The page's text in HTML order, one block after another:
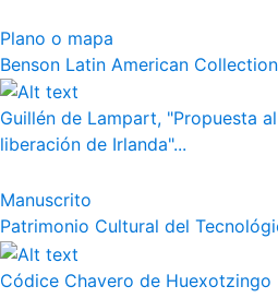
Plano o mapa
Benson Latin American Collection
Guillén de Lampart, "Propuesta
liberación de Irlanda"...
Manuscrito
Patrimonio Cultural del
Códice Chavero de Huexotzingo